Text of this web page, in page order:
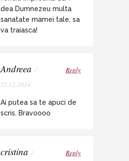
dea Dumnezeu multa
sanatate mamei tale, sa
va traiasca!
Andreea /
22.12.2014
Reply
Ai putea sa te apuci de
scris. Bravoooo
cristina / Reply